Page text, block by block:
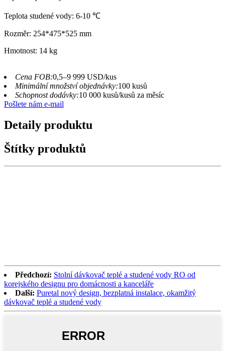
Teplota studené vody: 6-10 ℃
Rozměr: 254*475*525 mm
Hmotnost: 14 kg
Cena FOB:0,5–9 999 USD/kus
Minimální množství objednávky:100 kusů
Schopnost dodávky:10 000 kusů/kusů za měsíc
Pošlete nám e-mail
Detaily produktu
Štítky produktů
Předchozí: Stolní dávkovač teplé a studené vody RO od
korejského designu pro domácnosti a kanceláře
Další: Puretal nový design, bezplatná instalace, okamžitý
dávkovač teplé a studené vody